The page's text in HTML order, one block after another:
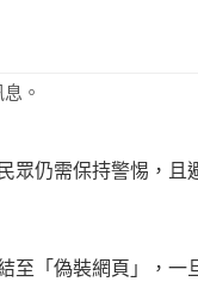
。
仍需保持警惕，
「偽裝網頁」，